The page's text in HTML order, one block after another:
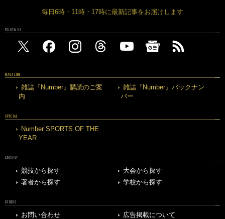
毎日6時・11時・17時に最新記事をお届けします
FOLLOW US
MAGAZINE
雑誌『Number』購読のご案
内
雑誌『Number』バックナン
バー
SPECIAL
Number SPORTS OF THE
YEAR
ARCHIVE
競技から探す
大会から探す
著者から探す
学校から探す
OTHERS
お問い合わせ
広告掲載について